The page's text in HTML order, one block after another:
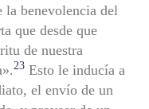
la benevolencia del
que desde que
de nues­tra
23Esto le inducía a
el envío de un